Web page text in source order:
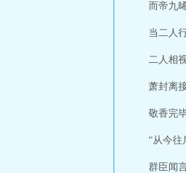
而帝九
当二人
二人相
萧封离
敬香完
“从今往
群臣闻